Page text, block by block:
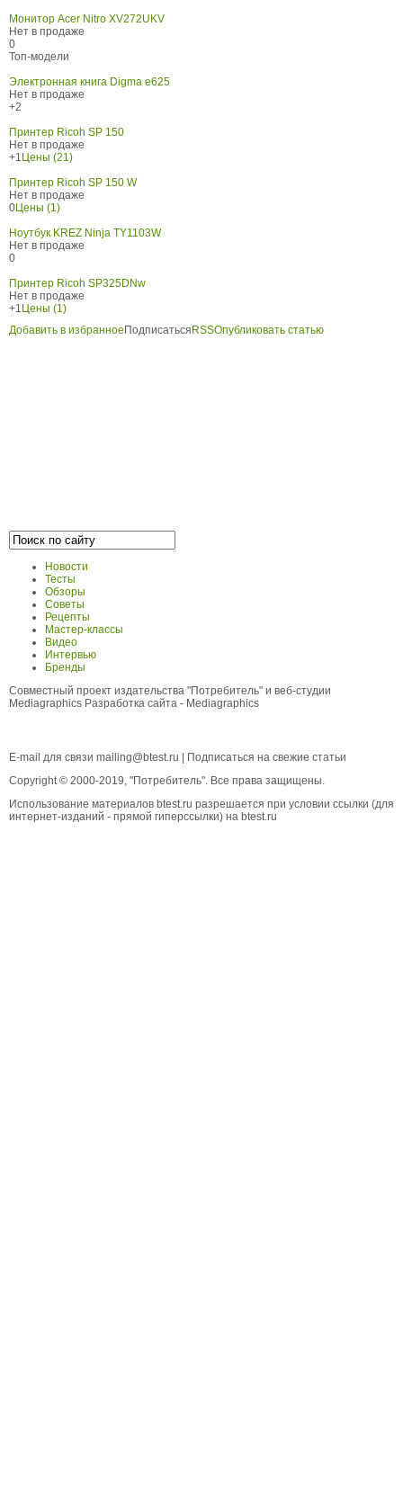
Монитор Acer Nitro XV272UKV
Нет в продаже
0
Топ-модели
Электронная книга Digma е625
Нет в продаже
+2
Принтер Ricoh SP 150
Нет в продаже
+1 Цены (21)
Принтер Ricoh SP 150 W
Нет в продаже
0Цены (1)
Ноутбук KREZ Ninja TY1103W
Нет в продаже
0
Принтер Ricoh SP325DNw
Нет в продаже
+1 Цены (1)
Добавить в избранное Подписаться RSSОпубликовать статью
Новости
Тесты
Обзоры
Советы
Рецепты
Мастер-классы
Видео
Интервью
Бренды
Совместный проект издательства "Потребитель" и веб-студии
Mediagraphics Разработка сайта - Mediagraphics
E-mail для связи mailing@btest.ru
Подписаться на свежие статьи
Copyright © 2000-2019, "Потребитель". Все права защищены.
Использование материалов btest.ru разрешается при условии ссылки (для
интернет-изданий - прямой гиперссылки) на btest.ru